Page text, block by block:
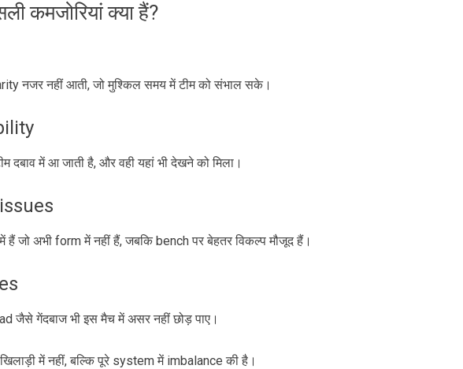
कमजोरियां क्या हैं?
नजर नहीं आती, जो मुश्किल समय में टीम को संभाल सके।
दबाव में आ जाती है, और वही यहां भी देखने को मिला।
जो अभी form में नहीं हैं, जबकि bench पर बेहतर विकल्प मौजूद हैं।
जैसे गेंदबाज भी इस मैच में असर नहीं छोड़ पाए।
में नहीं, बल्कि पूरे system में imbalance की है।